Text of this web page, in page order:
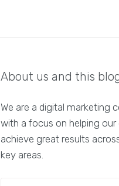
About us and this
We are a digital marketing
with a focus on helping
achieve great results
key areas.